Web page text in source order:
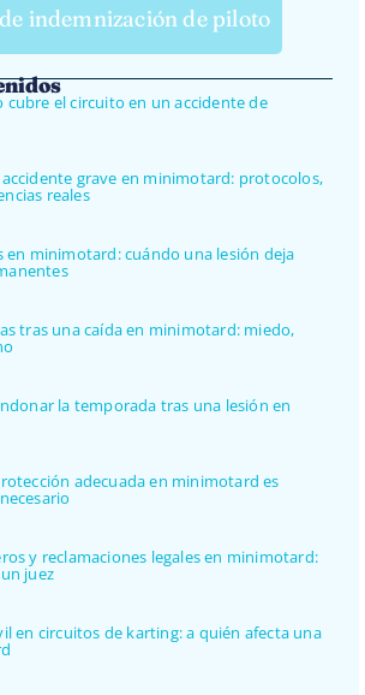
indemnización de piloto
cubre el circuito en un accidente de
grave en minimotard: protocolos,
reales
en minimotard: cuándo una lesión deja
tras una caída en minimotard: miedo,
la temporada tras una lesión en
adecuada en minimotard es
y reclamaciones legales en minimotard:
juez
en circuitos de karting: a quién afecta una